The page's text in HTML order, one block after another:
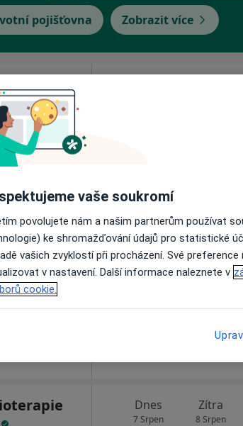
pojišťovna Zobrazit více
Dnes
7 Srpen
Zítra
8 Srpen
vaše soukromí
povolujete nám a našim partnerům používat
ke shromažďování údajů pro statistické
vašich zvyklostí při procházení. Své
v nastavení. Další informace naleznete v
cookie.